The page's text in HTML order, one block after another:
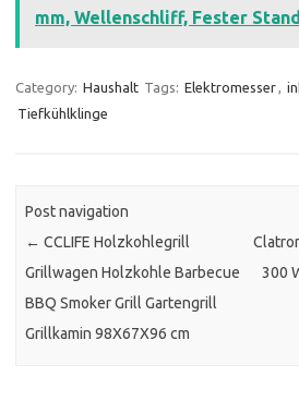
mm, Wellenschliff, Fester
Category: Haushalt Tags: Elektromesser,
Tiefkühlklinge
Post navigation
← CCLIFE Holzkohlegrill
Grillwagen Holzkohle Barbecue
BBQ Smoker Grill Gartengrill
Grillkamin 98X67X96 cm
300